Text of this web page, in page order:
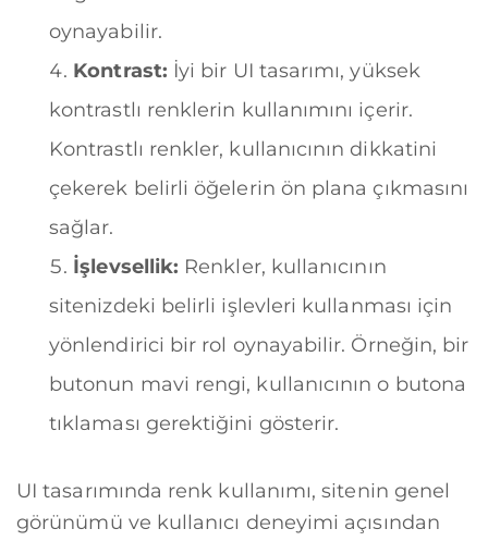
oynayabilir.
Kontrast: İyi bir UI tasarımı, yüksek
kontrastlı renklerin kullanımını içerir.
Kontrastlı renkler, kullanıcının dikkatini
çekerek belirli öğelerin ön plana çıkmasını
sağlar.
İşlevsellik: Renkler, kullanıcının
sitenizdeki belirli işlevleri kullanması için
yönlendirici bir rol oynayabilir. Örneğin, bir
butonun mavi rengi, kullanıcının o butona
tıklaması gerektiğini gösterir.
UI tasarımında renk kullanımı, sitenin genel
görünümü ve kullanıcı deneyimi açısından